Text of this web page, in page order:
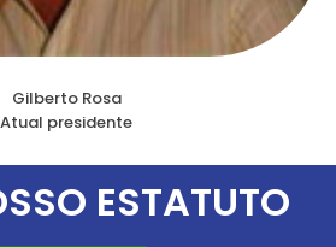
Gilberto Rosa
Atual presidente
ESTATUTO